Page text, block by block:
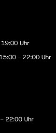
Uhr
- 22:00 Uhr
22:00 Uhr